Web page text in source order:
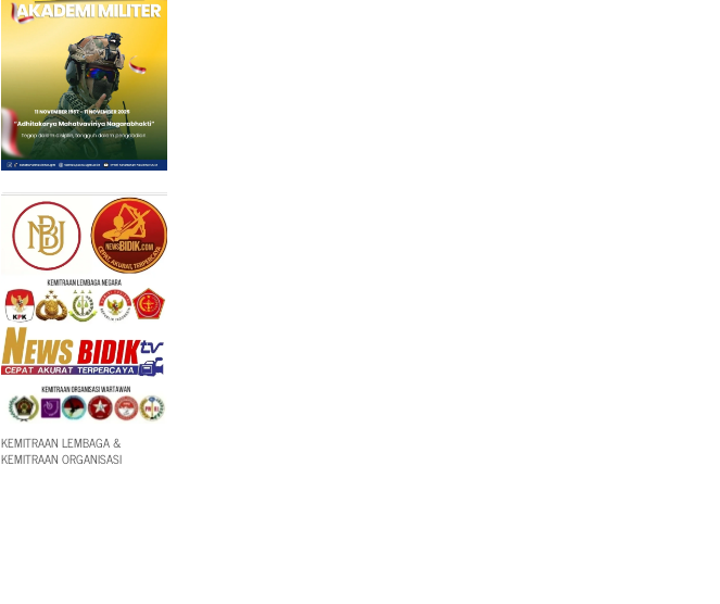
KEMITRAAN LEMBAGA &
KEMITRAAN ORGANISASI